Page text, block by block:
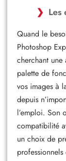
Les
Quand le
Photoshop
cherchant
palette de
vos images à
depuis
l’emploi. Son
compatibilité
un choix de